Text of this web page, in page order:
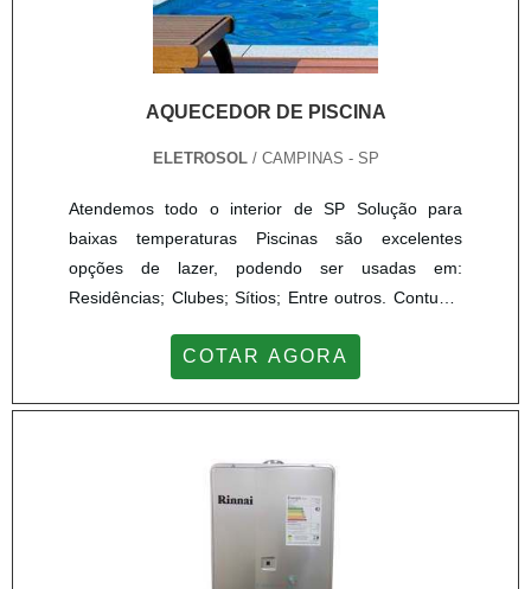
AQUECEDOR DE PISCINA
ELETROSOL / CAMPINAS - SP
Atendemos todo o interior de SP Solução para
baixas temperaturas Piscinas são excelentes
opções de lazer, podendo ser usadas em:
Residências; Clubes; Sítios; Entre outros. Contudo,
reduzir por conta da baixa temperatura. Para isso,
piscina. Os processos de aquecimento em piscinas
diferentes sendo: aq...
COTAR AGORA